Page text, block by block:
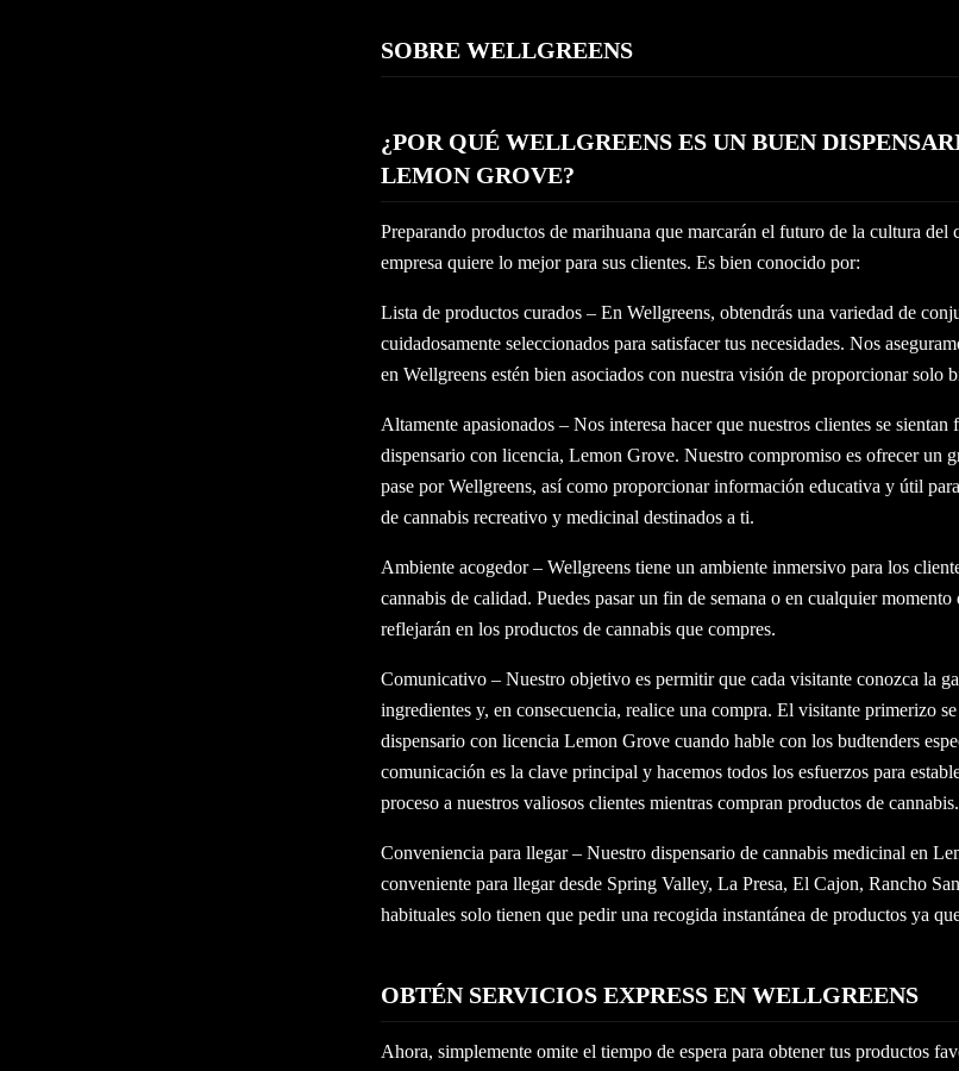
SOBRE WELLGREENS
¿POR QUÉ WELLGREENS ES UN BUEN
LEMON GROVE?
Preparando productos de marihuana que marcarán el futuro de la cultura del
empresa quiere lo mejor para sus clientes. Es bien conocido por:
Lista de productos curados – En Wellgreens, obtendrás una variedad de
cuidadosamente seleccionados para satisfacer tus necesidades. Nos
en Wellgreens estén bien asociados con nuestra visión de proporcionar solo
Altamente apasionados – Nos interesa hacer que nuestros clientes se sientan
dispensario con licencia, Lemon Grove. Nuestro compromiso es ofrecer un
pase por Wellgreens, así como proporcionar información educativa y útil
de cannabis recreativo y medicinal destinados a ti.
Ambiente acogedor – Wellgreens tiene un ambiente inmersivo para los
cannabis de calidad. Puedes pasar un fin de semana o en cualquier momento
reflejarán en los productos de cannabis que compres.
Comunicativo – Nuestro objetivo es permitir que cada visitante conozca la
ingredientes y, en consecuencia, realice una compra. El visitante primerizo
dispensario con licencia Lemon Grove cuando hable con los budtenders
comunicación es la clave principal y hacemos todos los esfuerzos para
proceso a nuestros valiosos clientes mientras compran productos de cannabis.
Conveniencia para llegar – Nuestro dispensario de cannabis medicinal en
conveniente para llegar desde Spring Valley, La Presa, El Cajon, Rancho
habituales solo tienen que pedir una recogida instantánea de productos ya
OBTÉN SERVICIOS EXPRESS EN WELLGREENS
Ahora, simplemente omite el tiempo de espera para obtener tus productos